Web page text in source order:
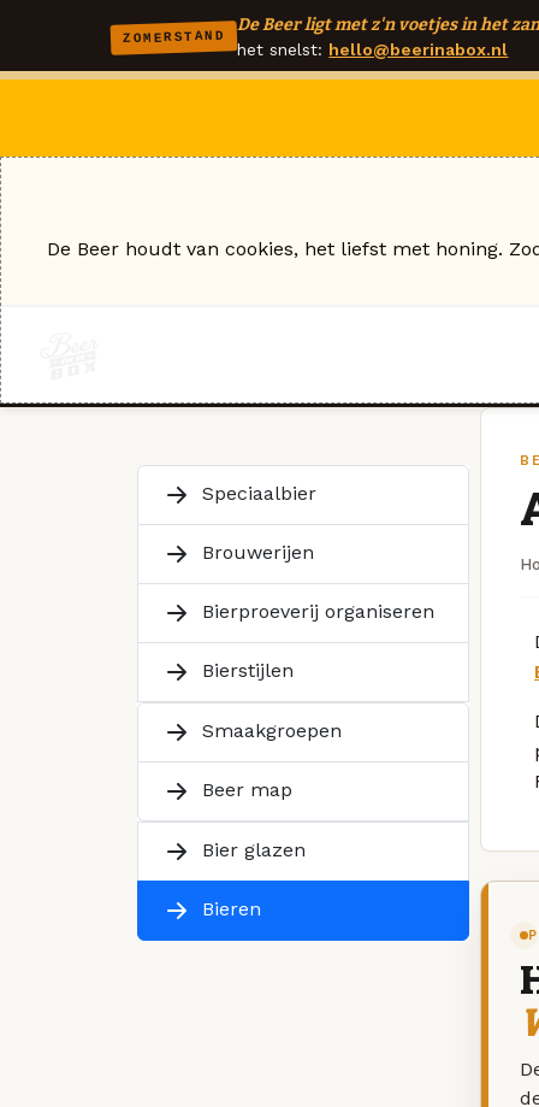
ZOMERSTAND
De Beer ligt met z'n voetjes in het
het snelst: hello@beerinabox.nl
Speciaalbier
Brouwerijen
Bierproeverij organiseren
Bierstijlen
Smaakgroepen
Beer map
Bier glazen
Bieren
De Beer houdt van cookies, het liefst met honing.